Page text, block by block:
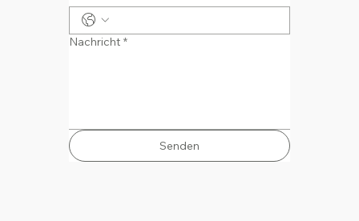
Nachricht *
Senden